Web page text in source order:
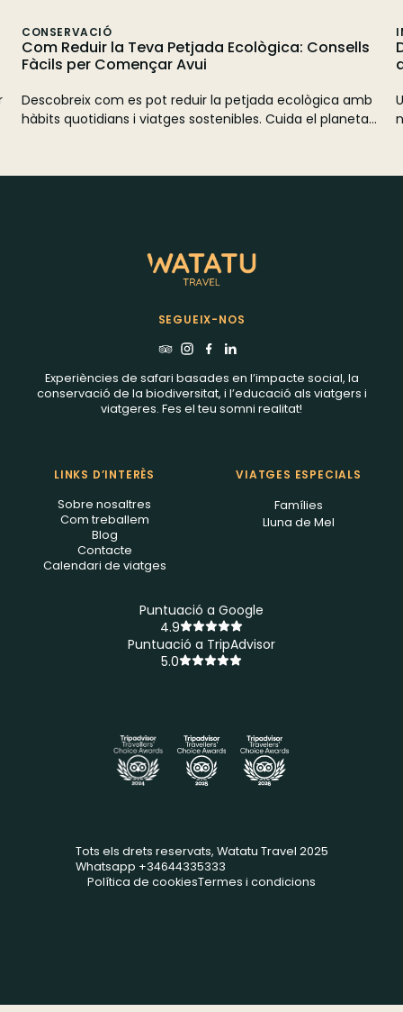
CONSERVACIÓ
Com Reduir la Teva Petjada Ecològica: Consells
Fàcils per Començar Avui
Descobreix com es pot reduir la petjada ecològica amb
hàbits quotidians i viatges sostenibles. Cuida el planeta
SEGUEIX-NOS
Experiències de safari basades en l’impacte social, la
conservació de la biodiversitat, i l’educació als viatgers i
viatgeres. Fes el teu somni realitat!
LINKS D’INTERÈS
Sobre nosaltres
Com treballem
Blog
Contacte
Calendari de viatges
VIATGES ESPECIALS
Famílies
Lluna de Mel
Puntuació a Google
4.9
Puntuació a TripAdvisor
5.0
Tots els drets reservats, Watatu Travel 2025
Whatsapp +34644335333
Política de cookiesTermes i condicions